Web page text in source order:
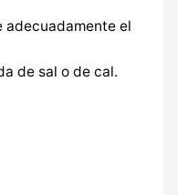
adecuadamente el
de sal o de cal.